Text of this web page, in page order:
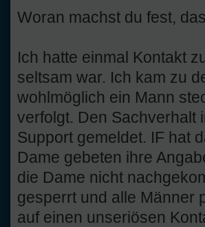
Woran machst du fest,
Ich hatte einmal Kontakt
seltsam war. Ich kam zu
wohlmöglich ein Mann
verfolgt. Den Sachverhalt
Support gemeldet. IF hat
Dame gebeten ihre
die Dame nicht
gesperrt und alle Männer
auf einen unseriösen